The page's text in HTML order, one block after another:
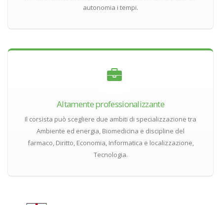
autonomia i tempi.
Altamente professionalizzante
Il corsista può scegliere due ambiti di specializzazione tra
Ambiente ed energia, Biomedicina e discipline del
farmaco, Diritto, Economia, Informatica e localizzazione,
Tecnologia.